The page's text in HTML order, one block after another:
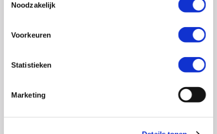
Noodzakelijk
Voorkeuren
Statistieken
Marketing
voor mensen met chronische darmziektes zoals de ziekte
van Crohn, colitis ulcerosa en microscopische colitis.
Deze ontstekingsziektes noemt men ook wel
Inflammatory Bowel Disease (IBD). Crohn & Colitis NL zet
zich al sinds 1979 in om de belangen van mensen met